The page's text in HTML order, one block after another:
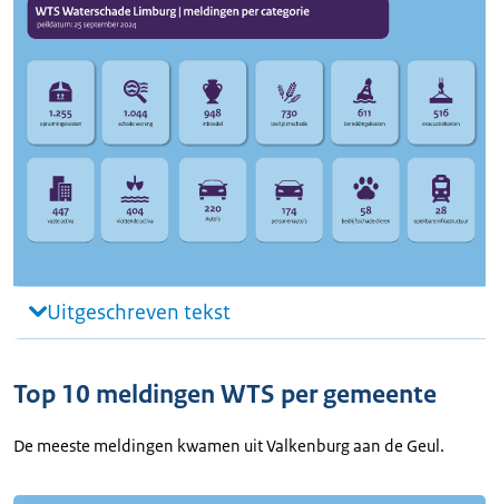
Uitgeschreven tekst
Top 10 meldingen WTS per gemeente
De meeste meldingen kwamen uit Valkenburg aan de Geul.